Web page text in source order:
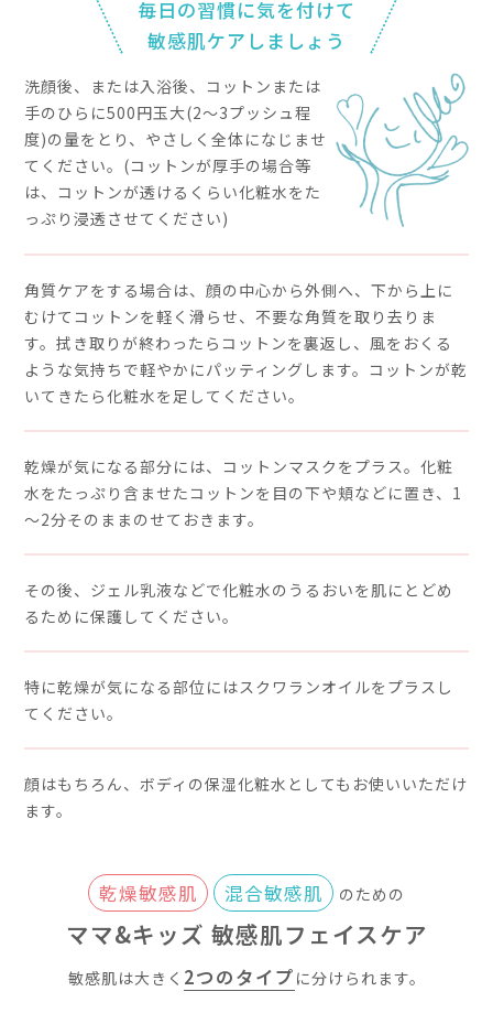
アクネ菌の代謝物（ポル
詰まりが目立たなくなり
※ナチュラルサイエンス調べ。
美容保護